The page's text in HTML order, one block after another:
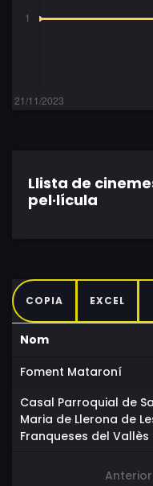
Llista de
pel·lícula
COPIA EXCEL
Nom
Foment Mataroní
Casal Parroquial de
Maria de Llerona de
Franqueses del Vallès
Anterior